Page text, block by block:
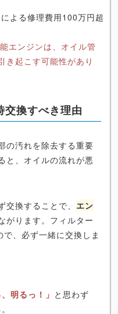
よる修理費用100万円超
エンジンは、オイル管
き起こす可能性があり
交換すべき理由
の汚れを除去する重要
と、オイルの流れが悪
換することで、 エン
がります。フィルター
、必ず一緒に交換しま
、明るっ！」 と思わず